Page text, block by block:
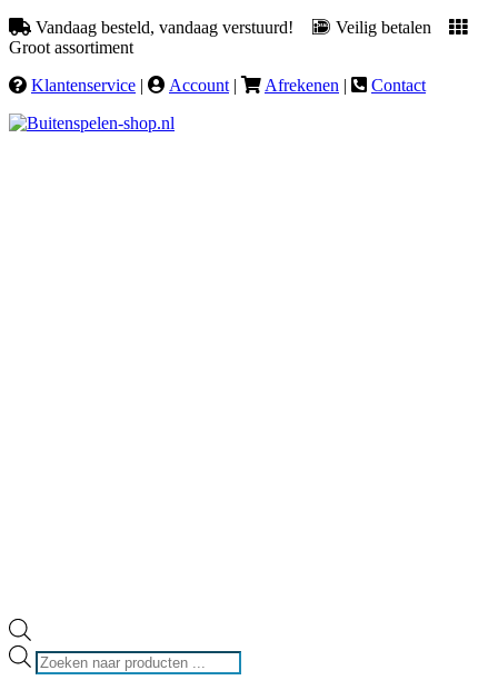
Vandaag besteld, vandaag verstuurd!
Veilig betalen
Groot assortiment
Klantenservice | Account | Afrekenen | Contact
Producten
zoeken